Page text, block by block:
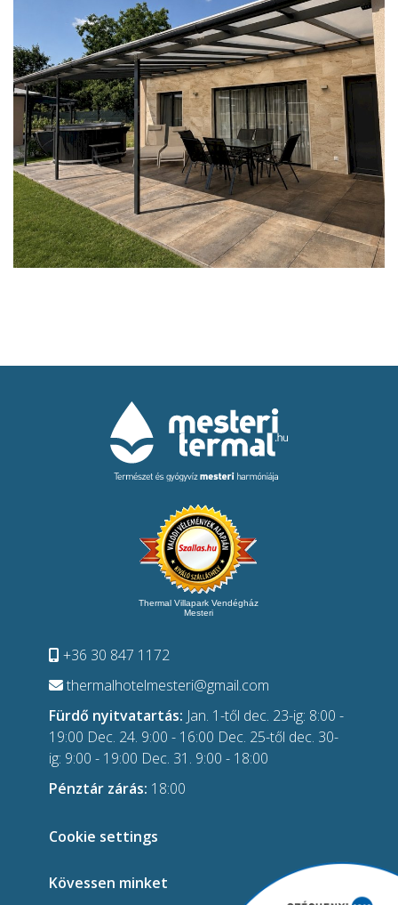
Thermal Villapark Vendégház
Mesteri
+36 30 847 1172
thermalhotelmesteri@gmail.com
Fürdő nyitvatartás: Jan. 1-től dec. 23-ig: 8:00 -
19:00 Dec. 24. 9:00 - 16:00 Dec. 25-től dec. 30-
ig: 9:00 - 19:00 Dec. 31. 9:00 - 18:00
Pénztár zárás: 18:00
Cookie settings
Kövessen minket